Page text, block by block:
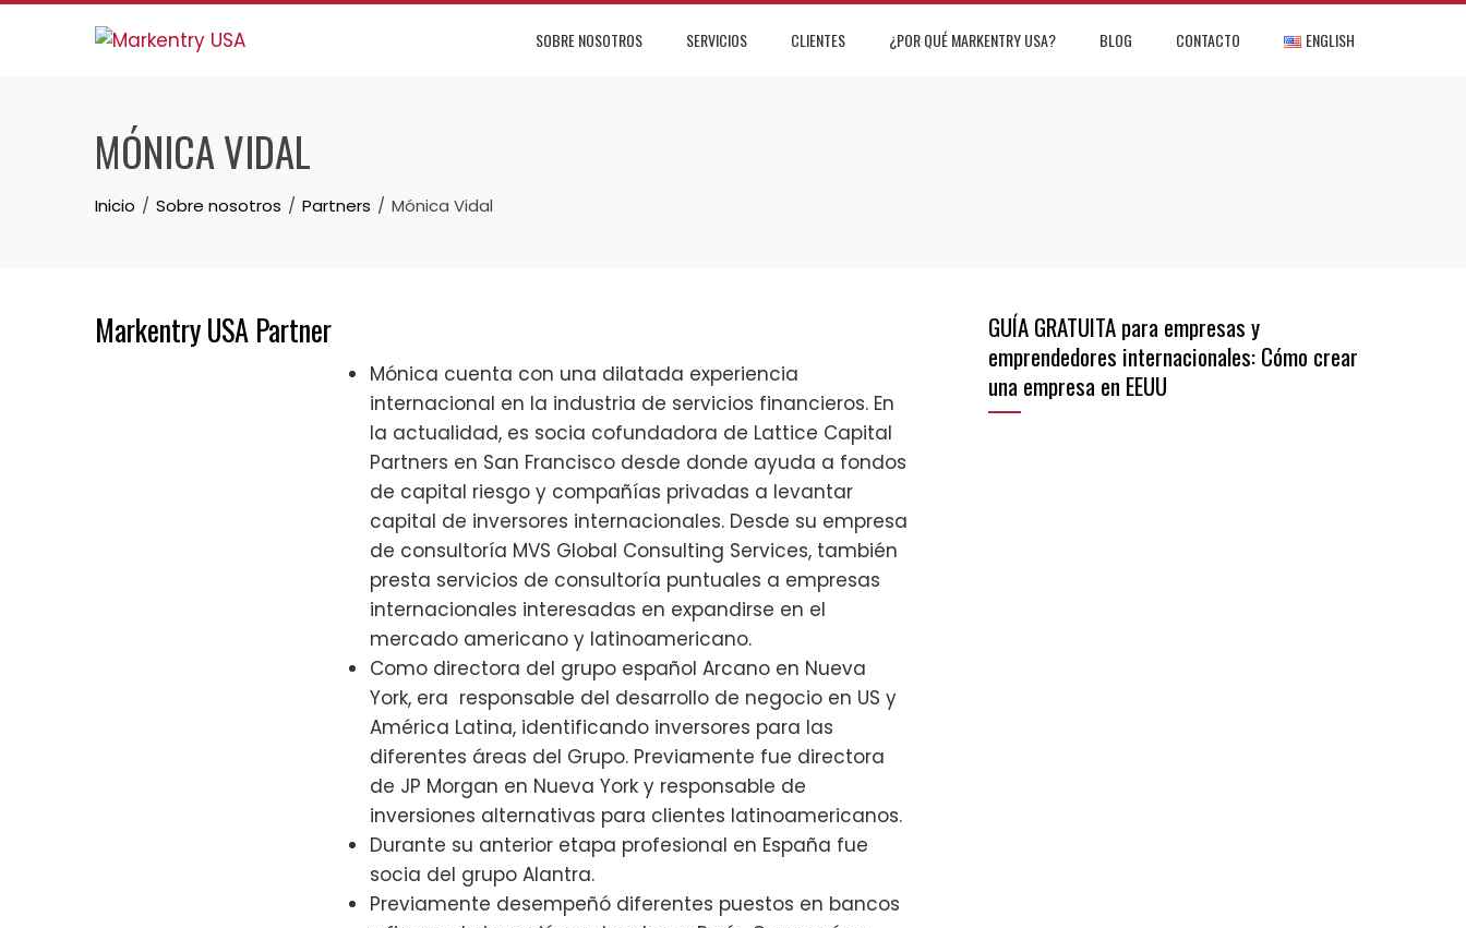
Skip
SOBRE NOSOTROS SERVICIOS CLIENTES ¿POR QUÉ MARKENTRY USA? BLOG CONTACTO ENGLISH
MÓNICA VIDAL
Inicio Sobre nosotros Partners Mónica Vidal
Markentry USA Partner
Mónica cuenta con una dilatada experiencia
internacional en la industria de servicios financieros. En
la actualidad, es socia cofundadora de Lattice Capital
Partners en San Francisco desde donde ayuda a fondos
de capital riesgo y compañías privadas a levantar
capital de inversores internacionales. Desde su empresa
de consultoría MVS Global Consulting Services, también
presta servicios de consultoría puntuales a empresas
internacionales interesadas en expandirse en el
mercado americano y latinoamericano.
Como directora del grupo español Arcano en Nueva
York, era responsable del desarrollo de negocio en US y
América Latina, identificando inversores para las
diferentes áreas del Grupo. Previamente fue directora
de JP Morgan en Nueva York y responsable de
inversiones alternativas para clientes latinoamericanos.
Durante su anterior etapa profesional en España fue
socia del grupo Alantra.
Previamente desempeñó diferentes puestos en bancos
GUÍA GRATUITA para empresas y
emprendedores internacionales: Cómo crear
una empresa en EEUU